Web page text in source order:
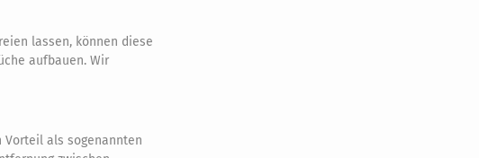
lassen, können diese
aufbauen. Wir
Vorteil als sogenannten